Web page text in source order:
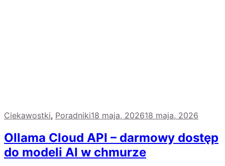
Ciekawostki, Poradniki18 maja, 202618 maja, 2026
Ollama Cloud API – darmowy dostęp
do modeli AI w chmurze